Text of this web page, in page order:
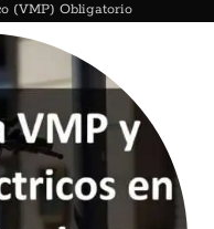
(VMP) Obligatorio